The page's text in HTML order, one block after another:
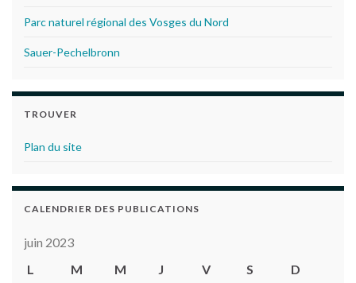
Parc naturel régional des Vosges du Nord
Sauer-Pechelbronn
TROUVER
Plan du site
CALENDRIER DES PUBLICATIONS
juin 2023
L
M M J V S
D